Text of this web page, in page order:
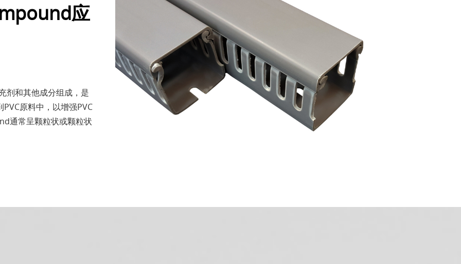
应
剂和其他成分组成，是
原料中，以增强PVC
通常呈颗粒状或颗粒状